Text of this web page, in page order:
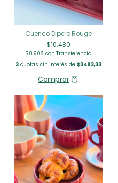
Cuenco Dipero Rouge
$10.480
$8.908 con Transferencia
3 cuotas sin interés de $3493,33